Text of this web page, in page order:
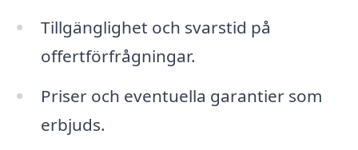
Tillgänglighet och svarstid på
offertförfrågningar.
Priser och eventuella garantier som
erbjuds.